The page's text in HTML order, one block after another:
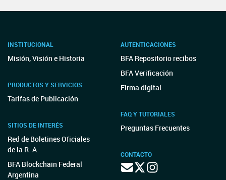
INSTITUCIONAL
Misión, Visión e Historia
PRODUCTOS Y SERVICIOS
Tarifas de Publicación
SITIOS DE INTERÉS
Red de Boletines Oficiales
de la R. A.
BFA Blockchain Federal
Argentina
AUTENTICACIONES
BFA Repositorio recibos
BFA Verificación
Firma digital
FAQ Y TUTORIALES
Preguntas Frecuentes
CONTACTO